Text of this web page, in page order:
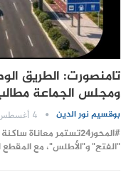
ومجلس الجماعة
بوقسيم نور الدين 4 أغسطس, 2026
#المحور24 ​تستمر
"الفتح" و"الأطلس"، مع المقطع